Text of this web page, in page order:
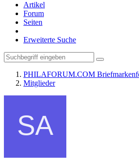
Artikel
Forum
Seiten
Erweiterte Suche
PHILAFORUM.COM
Mitglieder